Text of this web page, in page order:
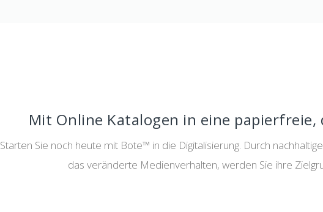
Mit Online Katalogen in eine
Starten Sie noch heute mit Bote™ in die Digitalisierung. Durch
das veränderte Medienverhalten, werden Sie ihre